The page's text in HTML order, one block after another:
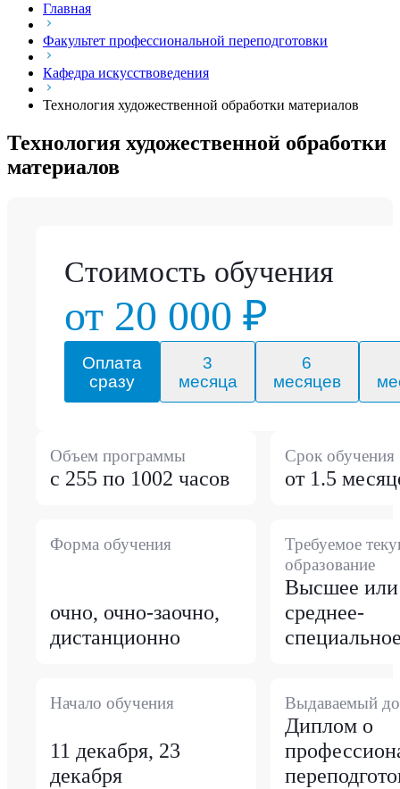
Главная
Факультет профессиональной переподготовки
Кафедра искусствоведения
Технология художественной обработки материалов
Технология художественной обработки
материалов
Стоимость обучения
от 20 000 ₽
Оплата
сразу
3
месяца
6
месяцев
Объем программы
с 255 по 1002 часов
Срок обучения
от 1.5
Форма обучения
очно, очно-заочно,
дистанционно
Требуемое
образование
Высшее или
среднее-
Начало обучения
11 декабря, 23
декабря
Выдаваемый
Диплом о